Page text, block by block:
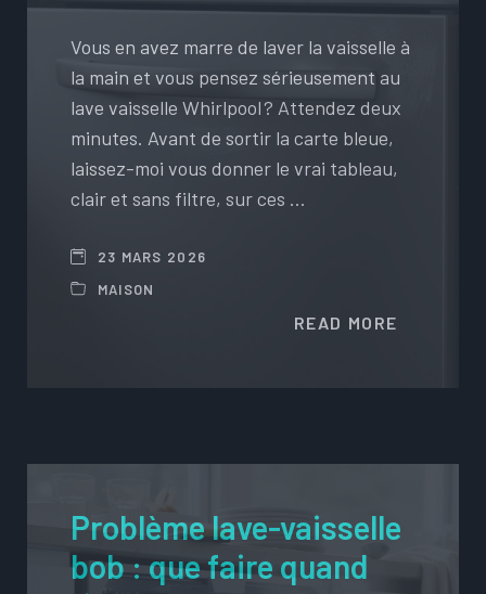
Vous en avez marre de laver la vaisselle à
la main et vous pensez sérieusement au
lave vaisselle Whirlpool ? Attendez deux
minutes. Avant de sortir la carte bleue,
laissez-moi vous donner le vrai tableau,
clair et sans filtre, sur ces …
23 MARS 2026
MAISON
READ MORE
Problème lave-vaisselle
bob : que faire quand